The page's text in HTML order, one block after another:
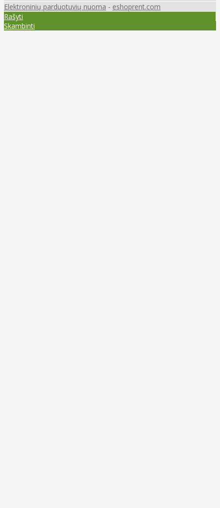
Elektroninių parduotuvių nuoma - eshoprent.com
Rašyti
Skambinti